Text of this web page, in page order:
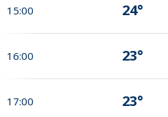
15:00 24°
16:00 23°
17:00 23°